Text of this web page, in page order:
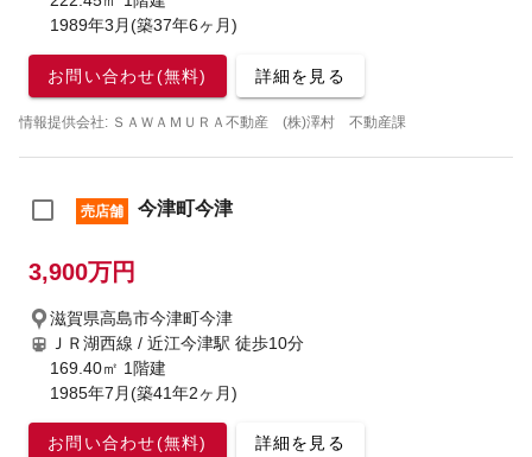
1989年3月(築37年6ヶ月)
お問い合わせ(無料) 詳細を見る
情報提供会社: ＳＡＷＡＭＵＲＡ不動産 (株)澤村 不動産課
売店舗 今津町今津
3,900万円
滋賀県高島市今津町今津
ＪＲ湖西線 / 近江今津駅 徒歩10分
169.40㎡ 1階建
1985年7月(築41年2ヶ月)
お問い合わせ(無料) 詳細を見る